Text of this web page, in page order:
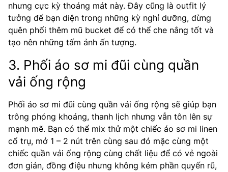
nhưng cực kỳ thoáng mát này. Đây cũng là outfit lý
tưởng để bạn diện trong những kỳ nghỉ dưỡng, đừng
quên phối thêm mũ bucket để có thể che nắng tốt và
tạo nên những tấm ảnh ấn tượng.
3. Phối áo sơ mi đũi cùng quần
vải ống rộng
Phối áo sơ mi đũi cùng quần vải ống rộng sẽ giúp bạn
trông phóng khoáng, thanh lịch nhưng vẫn tôn lên sự
mạnh mẽ. Bạn có thể mix thử một chiếc áo sơ mi linen
cổ trụ, mở 1 – 2 nút trên cùng sau đó mặc cùng một
chiếc quần vải ống rộng cùng chất liệu để có vẻ ngoài
đơn giản, đồng điệu nhưng không kém phần quyến rũ,